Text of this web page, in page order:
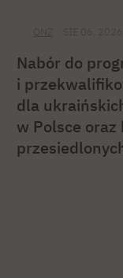
Nabór do
i
dla
w Polsce